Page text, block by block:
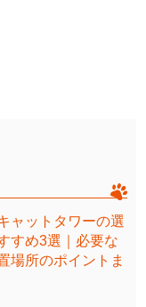
ャットタワーの選
すめ3選｜必要な
場所のポイントま